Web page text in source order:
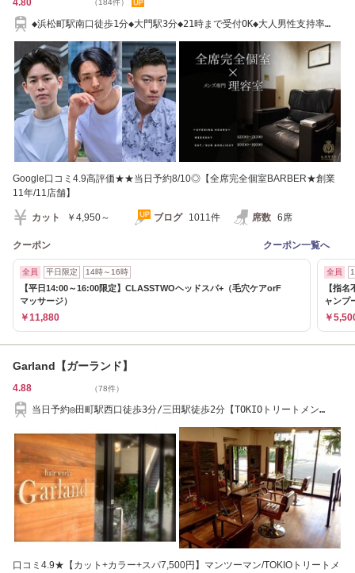
（184件）
◆浜松町駅南口徒歩1分◆大門駅3分◆21時まで受付OK◆大人男性支持率
Google口コミ4.9高評価★★当日予約8/10◎【全席完全個室BARBER★創業
11年/11店舗】
カット ￥4,950～ ブログ 1011件 席数 6席
クーポン クーポン一覧へ
全員 平日限定 14時～16時
【平日14:00～16:00限定】CLASSTWOヘッドスパ+（毛穴ケアorF
マッサージ）
￥11,880
全員
【指
ャンプ
￥
Garland【ガーランド】
4.88 （78件）
当日予約◎田町駅西口徒歩3分/三田駅徒歩2分【TOKIOトリートメン
口コミ4.9★【カット+カラー+スパ7,500円】マンツーマン/TOKIOトリートメ